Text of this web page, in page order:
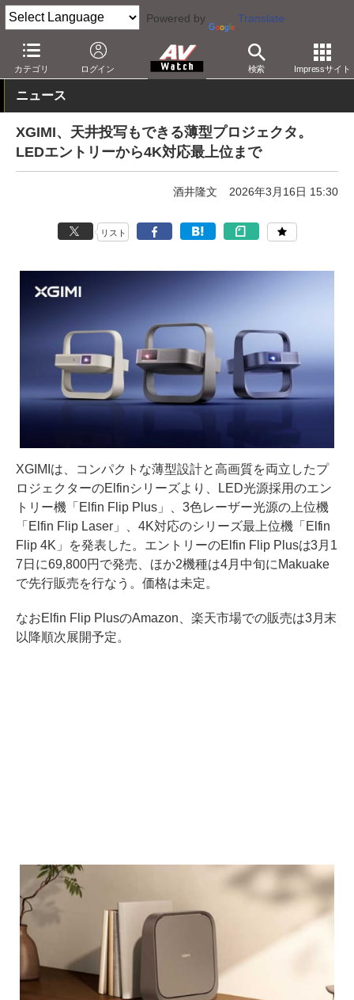
Powered by Translate
カテゴリ ログイン 検索 Impressサイト
AV Watch 製品 プロジェクタ
ニュース
XGIMI、天井投写もできる薄型プロジェクタ。
LEDエントリーから4K対応最上位まで
酒井隆文 2026年3月16日 15:30
リスト
XGIMIは、コンパクトな薄型設計と高画質を両立したプ
ロジェクターのElfinシリーズより、LED光源採用のエン
トリー機「Elfin Flip Plus」、3色レーザー光源の上位機
「Elfin Flip Laser」、4K対応のシリーズ最上位機「Elfin
Flip 4K」を発表した。エントリーのElfin Flip Plusは3月1
7日に69,800円で発売、ほか2機種は4月中旬にMakuake
で先行販売を行なう。価格は未定。
なおElfin Flip PlusのAmazon、楽天市場での販売は3月末
以降順次展開予定。